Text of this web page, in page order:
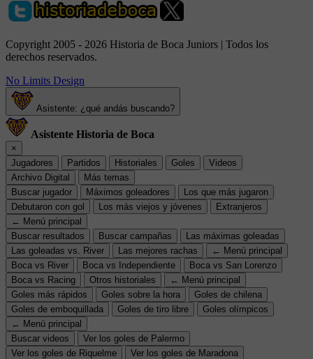
Copyright 2005 - 2026 Historia de Boca Juniors | Todos los
derechos reservados.
No Limits Design
Asistente: ¿qué andás buscando?
Asistente Historia de Boca
×
Jugadores
Partidos Historiales Goles
Videos
Archivo Digital
Más temas
Buscar jugador
Máximos goleadores
Los que más jugaron
Debutaron con gol
Los más viejos y jóvenes
Extranjeros
← Menú principal
Buscar resultados
Buscar campañas
Las máximas goleadas
Las goleadas vs. River
Las mejores rachas
← Menú principal
Boca vs River
Boca vs Independiente
Boca vs San Lorenzo
Boca vs Racing
Otros historiales
← Menú principal
Goles más rápidos
Goles sobre la hora
Goles de chilena
Goles de emboquillada
Goles de tiro libre
Goles olímpicos
← Menú principal
Buscar videos
Ver los goles de Palermo
Ver los goles de Riquelme
Ver los goles de Maradona